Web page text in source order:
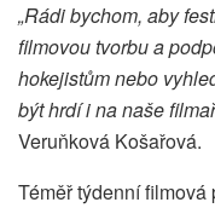
„Rádi bychom, aby
filmovou tvorbu a
hokejistům nebo
být hrdí i na naše
Veruňková Košařová.
Téměř týdenní filmová